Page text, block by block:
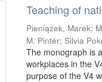
Teaching of
Pieniążek, Marek;
M. Pintér;Silvia
The monograph is
workplaces in the
purpose of the V4